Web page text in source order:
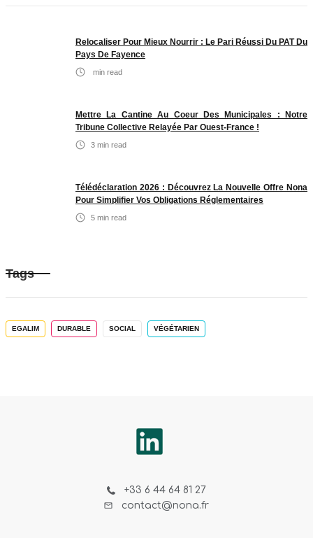
Relocaliser Pour Mieux Nourrir : Le Pari Réussi Du PAT Du
Pays De Fayence
min read
Mettre La Cantine Au Coeur Des Municipales : Notre
Tribune Collective Relayée Par Ouest-France !
3 min read
Télédéclaration 2026 : Découvrez La Nouvelle Offre Nona
Pour Simplifier Vos Obligations Réglementaires
5 min read
Tags
EGALIM DURABLE SOCIAL VÉGÉTARIEN
+33 6 44 64 81 27
contact@nona.fr